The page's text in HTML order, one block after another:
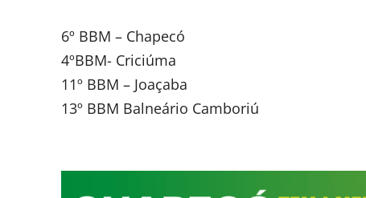
6º BBM – Chapecó
4ºBBM- Criciúma
11º BBM – Joaçaba
13º BBM Balneário Camboriú